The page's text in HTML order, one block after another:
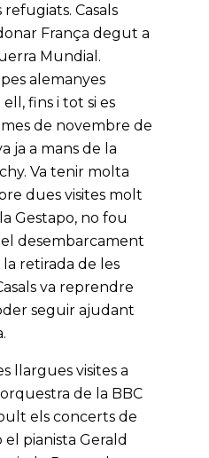
Casals
França degut a
Mundial.
alemanyes
fins i tot si es
de novembre de
ja a mans de la
Va tenir molta
dues visites molt
Gestapo, no fou
desembarcament
la retirada de les
va reprendre
seguir ajudant
llargues visites a
de la BBC
els concerts de
pianista Gerald